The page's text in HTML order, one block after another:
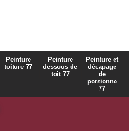
Peinture
toiture 77
Peinture
dessous de
toit 77
Peinture et
décapage
de
persienne
77